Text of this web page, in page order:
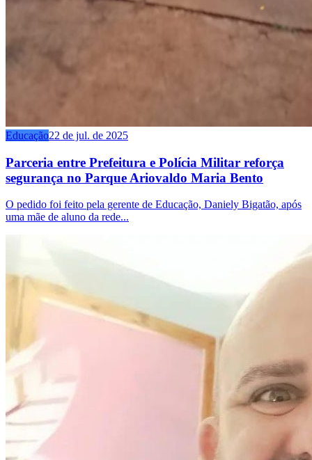
Educação22 de jul. de 2025
Parceria entre Prefeitura e Polícia Militar reforça
segurança no Parque Ariovaldo Maria Bento
O pedido foi feito pela gerente de Educação, Daniely Bigatão, após
uma mãe de aluno da rede...